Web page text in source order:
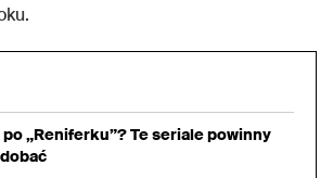
„Reniferku”? Te seriale powinny